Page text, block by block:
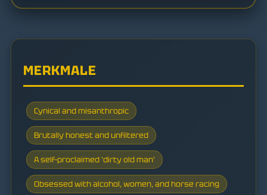
MERKMALE
Cynical and misanthropic
Brutally honest and unfiltered
A self-proclaimed 'dirty old man'
Obsessed with alcohol, women, and horse racing